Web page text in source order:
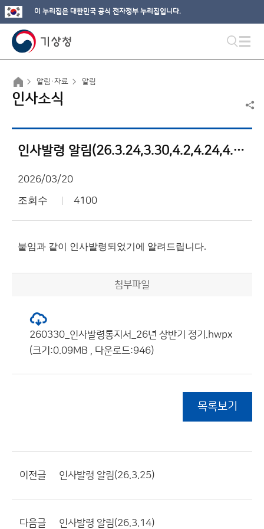
이 누리집은 대한민국 공식 전자정부 누리집입니다.
알림·자료 알림
인사소식
인사발령 알림(26.3.24,3.30,4.2,4.24,4.254.27,4.28,5.1,7.28)
2026/03/20
조회수 4100
붙임과 같이 인사발령되었기에 알려드립니다.
첨부파일
260330_인사발령통지서_26년 상반기 정기.hwpx
(크기:0.09MB , 다운로드:946)
목록보기
이전글 인사발령 알림(26.3.25)
다음글 인사발령 알림(26.3.14)